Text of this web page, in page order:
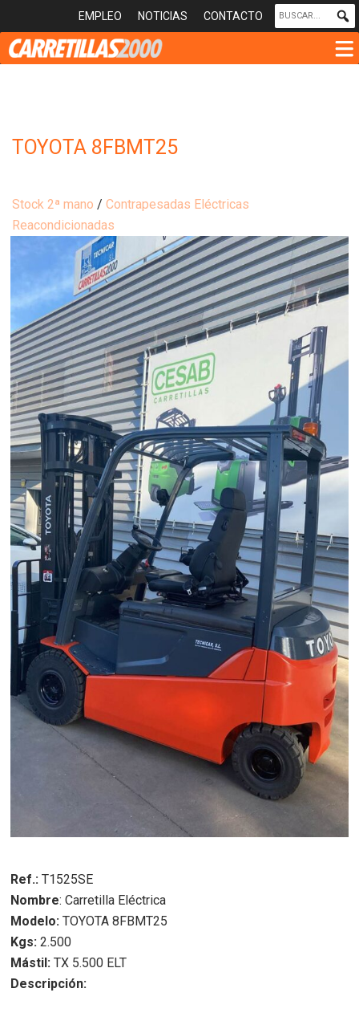
EMPLEO NOTICIAS CONTACTO
TOYOTA 8FBMT25
Stock 2ª mano / Contrapesadas Eléctricas
Reacondicionadas
Ref.:T1525SE
Nombre: Carretilla Eléctrica
Modelo: TOYOTA 8FBMT25
Kgs: 2.500
Mástil: TX 5.500 ELT
Descripción: